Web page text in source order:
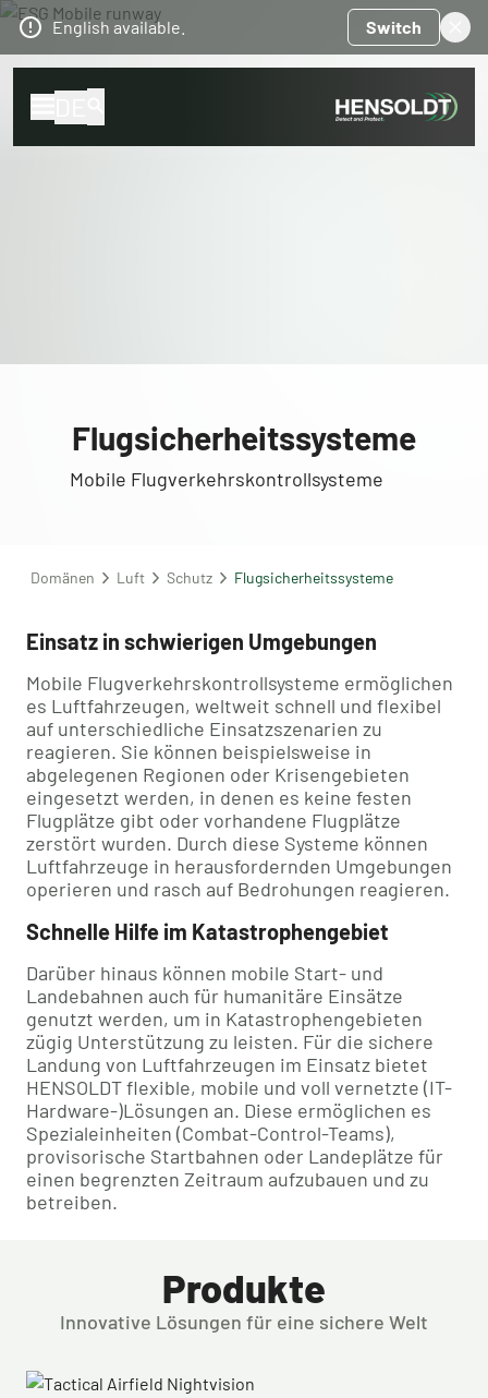
English available. Switch
Flugsicherheitssysteme
Mobile Flugverkehrskontrollsysteme
Domänen Luft Schutz Flugsicherheitssysteme
Einsatz in schwierigen Umgebungen
Mobile Flugverkehrskontrollsysteme ermöglichen
es Luftfahrzeugen, weltweit schnell und flexibel
auf unterschiedliche Einsatzszenarien zu
reagieren. Sie können beispielsweise in
abgelegenen Regionen oder Krisengebieten
eingesetzt werden, in denen es keine festen
Flugplätze gibt oder vorhandene Flugplätze
zerstört wurden. Durch diese Systeme können
Luftfahrzeuge in herausfordernden Umgebungen
operieren und rasch auf Bedrohungen reagieren.
Schnelle Hilfe im Katastrophengebiet
Darüber hinaus können mobile Start- und
Landebahnen auch für humanitäre Einsätze
genutzt werden, um in Katastrophengebieten
zügig Unterstützung zu leisten. Für die sichere
Landung von Luftfahrzeugen im Einsatz bietet
HENSOLDT flexible, mobile und voll vernetzte (IT-
Hardware-)Lösungen an. Diese ermöglichen es
Spezialeinheiten (Combat-Control-Teams),
provisorische Startbahnen oder Landeplätze für
einen begrenzten Zeitraum aufzubauen und zu
betreiben.
Produkte
Innovative Lösungen für eine sichere Welt